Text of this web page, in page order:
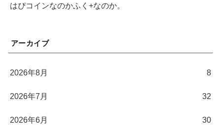
はぴコインなのかふく+なのか。
アーカイブ
2026年8月 8
2026年7月 32
2026年6月 30